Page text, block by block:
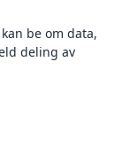
be om data,
deling av